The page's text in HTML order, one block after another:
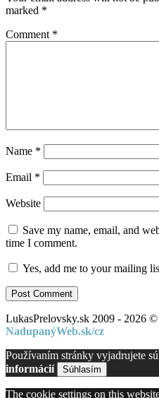
marked *
Comment *
Name *
Email *
Website
Save my name, email, and
time I comment.
Yes, add me to your mailing
LukasPrelovsky.sk 2009 - 2026
NadupanýWeb.sk/cz
Používaním stránky vyjadrujete
informácií
Súhlasím
The cookie settings on this